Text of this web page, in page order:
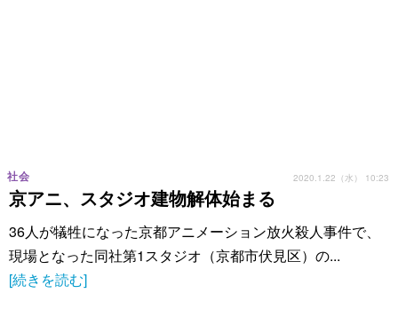
京アニ、スタジオ建物解体始まる
社会 2020.1.22（水） 10:23
36人が犠牲になった京都アニメーション放火殺人事件で、
現場となった同社第1スタジオ（京都市伏見区）の...
[続きを読む]